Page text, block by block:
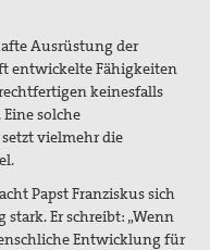
Ausrüstung der
entwickelte Fähigkeiten
keinesfalls
solche
vielmehr die
Papst Franziskus sich
Er schreibt: „Wenn
Entwicklung für